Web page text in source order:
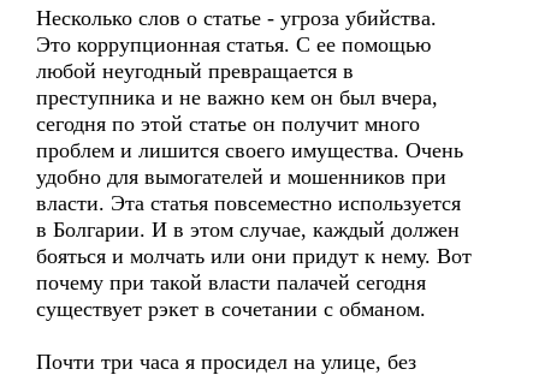
Несколько слов о статье - угроза убийства.
Это коррупционная статья. С ее помощью
любой неугодный превращается в
преступника и не важно кем он был вчера,
сегодня по этой статье он получит много
проблем и лишится своего имущества. Очень
удобно для вымогателей и мошенников при
власти. Эта статья повсеместно используется
в Болгарии. И в этом случае, каждый должен
бояться и молчать или они придут к нему. Вот
почему при такой власти палачей сегодня
существует рэкет в сочетании c обманом.
Почти три часа я просидел на улице, без